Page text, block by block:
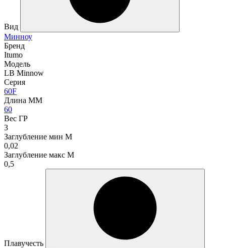
Вид
Минноу
Бренд
Itumo
Модель
LB Minnow
Серия
60F
Длина ММ
60
Вес ГР
3
Заглубление мин М
0,02
Заглубление макс М
0,5
Плавучесть